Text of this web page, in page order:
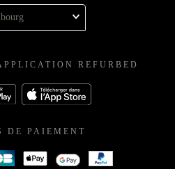
REFURBED
DE PAIEMENT